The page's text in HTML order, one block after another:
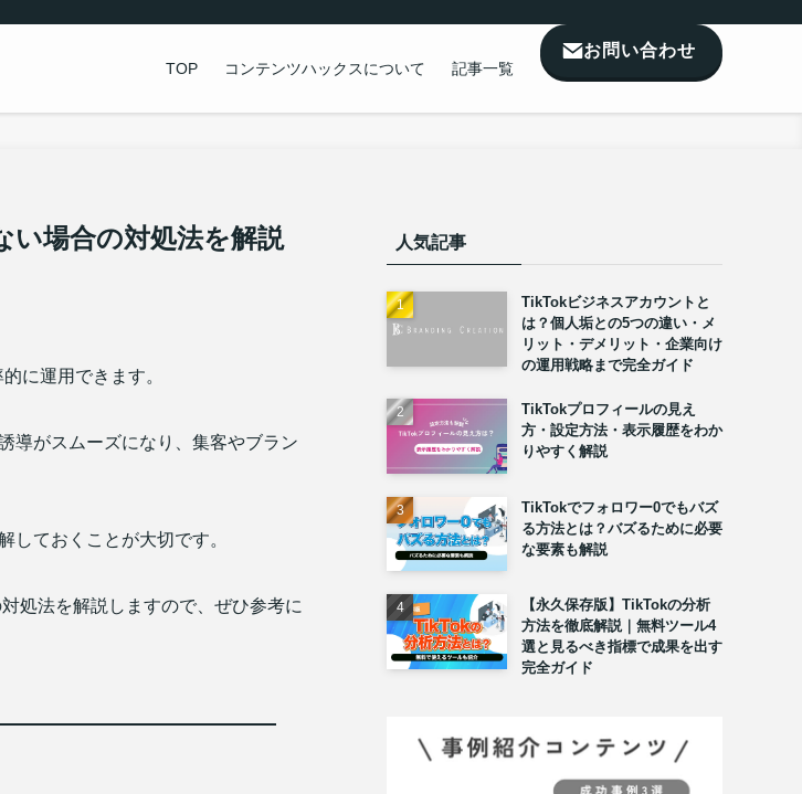
TOP コンテンツハックスについて 記事一覧
お問い合わせ
場合の対処法を解説
に運用できます。
導がスムーズになり、集客やブラン
しておくことが大切です。
処法を解説しますので、ぜひ参考に
人気記事
TikTokビジネスアカウントと
は？個人垢との5つの違い・メ
リット・デメリット・企業向け
の運用戦略まで完全ガイド
TikTokプロフィールの見え
方・設定方法・表示履歴をわか
りやすく解説
TikTokでフォロワー0でもバズ
る方法とは？バズるために必要
な要素も解説
【永久保存版】TikTokの分析
方法を徹底解説｜無料ツール4
選と見るべき指標で成果を出す
完全ガイド